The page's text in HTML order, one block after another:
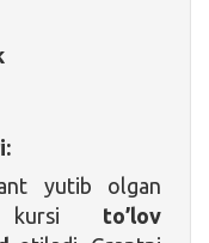
yutib olgan
kursi to’lov